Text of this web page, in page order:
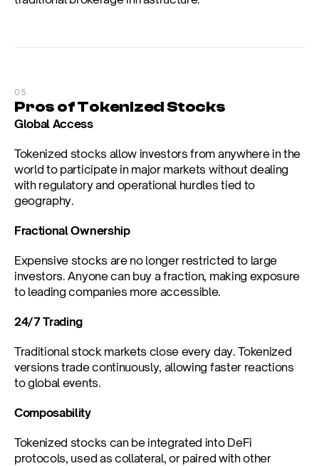
05
Pros of Tokenized Stocks
Global Access
Tokenized stocks allow investors from anywhere in the
world to participate in major markets without dealing
with regulatory and operational hurdles tied to
geography.
Fractional Ownership
Expensive stocks are no longer restricted to large
investors. Anyone can buy a fraction, making exposure
to leading companies more accessible.
24/7 Trading
Traditional stock markets close every day. Tokenized
versions trade continuously, allowing faster reactions
to global events.
Composability
Tokenized stocks can be integrated into DeFi
protocols, used as collateral, or paired with other